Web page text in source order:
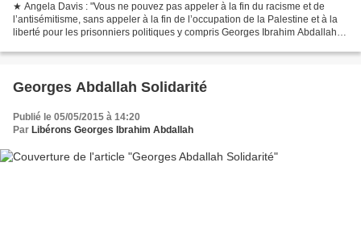
★ Angela Davis : "Vous ne pouvez pas appeler à la fin du racisme et de
l’antisémitisme, sans appeler à la fin de l’occupation de la Palestine et à la
liberté pour les prisonniers politiques y compris Georges Ibrahim Abdallah."
Georges Abdallah Solidarité
Publié le 05/05/2015 à 14:20
Par Libérons Georges Ibrahim Abdallah